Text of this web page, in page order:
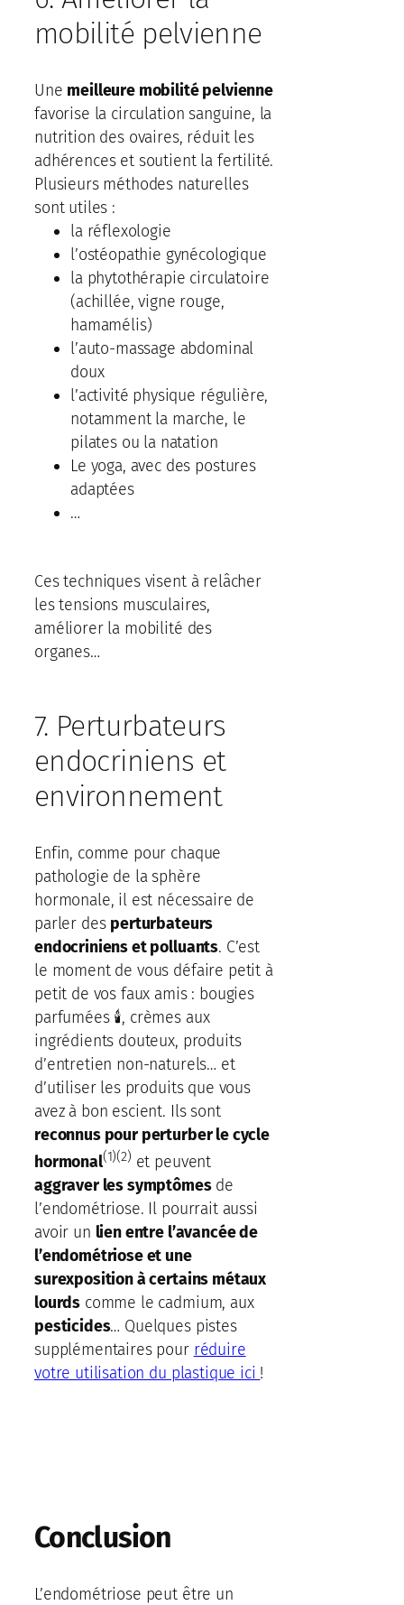
mobilité pelvienne
Une meilleure mobilité pelvienne
favorise la circulation sanguine, la
nutrition des ovaires, réduit les
adhérences et soutient la fertilité.
Plusieurs méthodes naturelles
sont utiles :
la réflexologie
l’ostéopathie gynécologique
la phytothérapie circulatoire
(achillée, vigne rouge,
hamamélis)
l’auto-massage abdominal
doux
l’activité physique régulière,
notamment la marche, le
pilates ou la natation
Le yoga, avec des postures
adaptées
…
Ces techniques visent à relâcher
les tensions musculaires,
améliorer la mobilité des
organes…
7. Perturbateurs
endocriniens et
environnement
Enfin, comme pour chaque
pathologie de la sphère
hormonale, il est nécessaire de
parler des perturbateurs
endocriniens et polluants. C’est
le moment de vous défaire petit à
petit de vos faux amis : bougies
parfumées 🕯, crèmes aux
ingrédients douteux, produits
d’entretien non-naturels… et
d’utiliser les produits que vous
avez à bon escient. Ils sont
reconnus pour perturber le cycle
hormonal(1)(2) et peuvent
aggraver les symptômesde
l’endométriose. Il pourrait aussi
avoir un lien entre l’avancée de
l’endométriose et une
surexposition à certains métaux
lourds comme le cadmium, aux
pesticides… Quelques pistes
supplémentaires pour réduire
votre utilisation du plastique ici !
Conclusion
L’endométriose peut être un